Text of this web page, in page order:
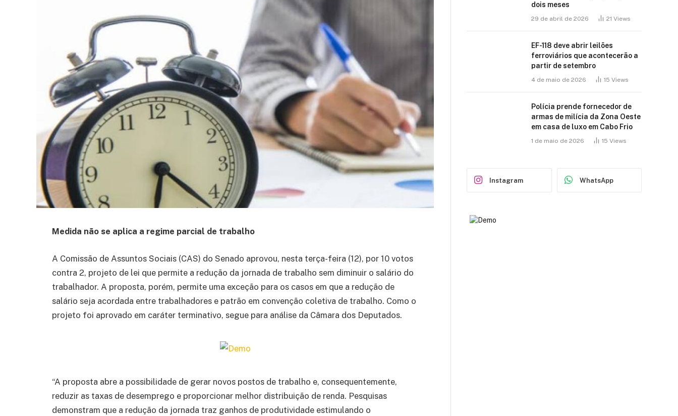
Medida não se aplica a regime parcial de trabalho
A Comissão de Assuntos Sociais (CAS) do Senado aprovou, nesta terça-feira (12), por 10 votos
contra 2, projeto de lei que permite a redução da jornada de trabalho sem diminuir o salário do
trabalhador. A proposta, porém, permite uma exceção para os casos em que a redução de
salário seja acordada entre trabalhadores e patrão em convenção coletiva de trabalho. Como o
projeto foi aprovado em caráter terminativo, segue para análise da Câmara dos Deputados.
“A proposta abre a possibilidade de gerar novos postos de trabalho e, consequentemente,
reduzir as taxas de desemprego e proporcionar melhor distribuição de renda. Pesquisas
demonstram que a redução da jornada traz ganhos de produtividade estimulando o
dois meses
29 de abril de 2026 21 Views
EF-118 deve abrir leilões
ferroviários que acontecerão a
partir de setembro
4 de maio de 2026 15 Views
Polícia prende fornecedor de
armas de milícia da Zona Oeste
em casa de luxo em Cabo Frio
1 de maio de 2026 15 Views
Instagram WhatsApp